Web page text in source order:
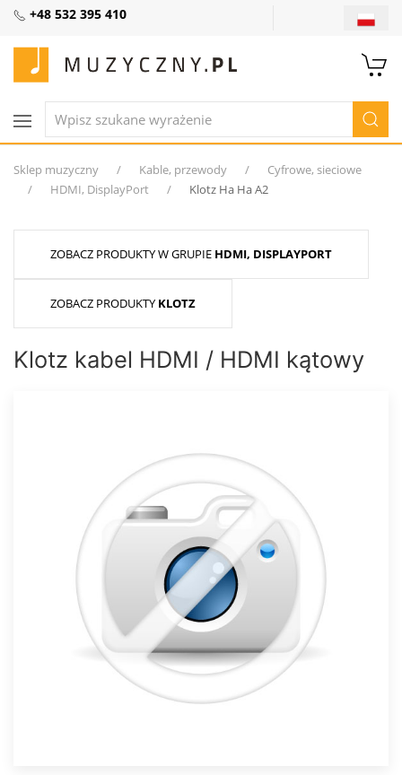
+48 532 395 410
Sklep muzyczny Kable, przewody
Cyfrowe, sieciowe
HDMI, DisplayPort
Klotz Ha Ha A2
ZOBACZ PRODUKTY W GRUPIE HDMI, DISPLAYPORT
ZOBACZ PRODUKTY KLOTZ
Klotz kabel HDMI / HDMI kątowy